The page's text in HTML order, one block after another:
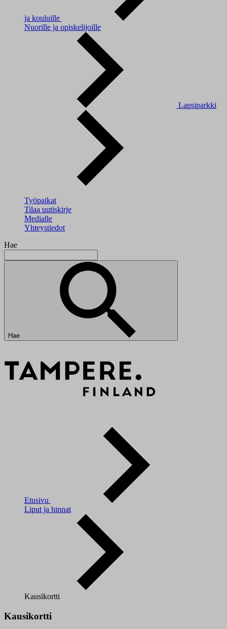
ja kouluille
Nuorille ja opiskelijoille
Lapsiparkki
Työpaikat
Tilaa uutiskirje
Medialle
Yhteystiedot
Hae
Hae
Etusivu
Liput ja hinnat
Kausikortti
Kausikortti